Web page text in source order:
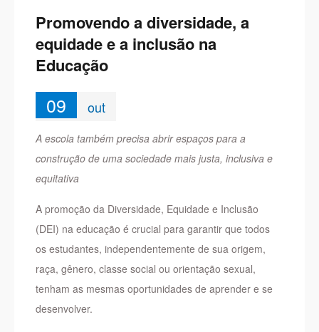
Promovendo a diversidade, a
equidade e a inclusão na
Educação
09 out
A escola também precisa abrir espaços para a
construção de uma sociedade mais justa, inclusiva e
equitativa
A promoção da Diversidade, Equidade e Inclusão
(DEI) na educação é crucial para garantir que todos
os estudantes, independentemente de sua origem,
raça, gênero, classe social ou orientação sexual,
tenham as mesmas oportunidades de aprender e se
desenvolver.